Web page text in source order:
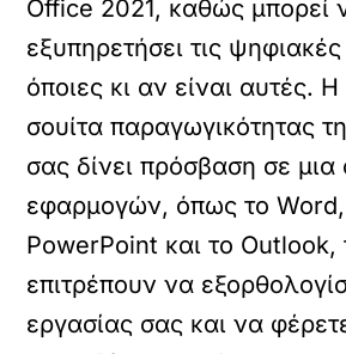
Office 2021, καθώς μπορεί
εξυπηρετήσει τις
όποιες κι αν είναι αυτές. Η
σουίτα παραγωγικότητας
σας δίνει πρόσβαση σε μια
εφαρμογών, όπως το Word,
PowerPoint και το Outlook,
επιτρέπουν να
εργασίας σας και να